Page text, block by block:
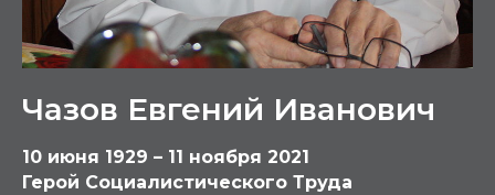
Чазов Евгений Иванович
10 июня 1929 – 11 ноября 2021
Герой Социалистического Труда